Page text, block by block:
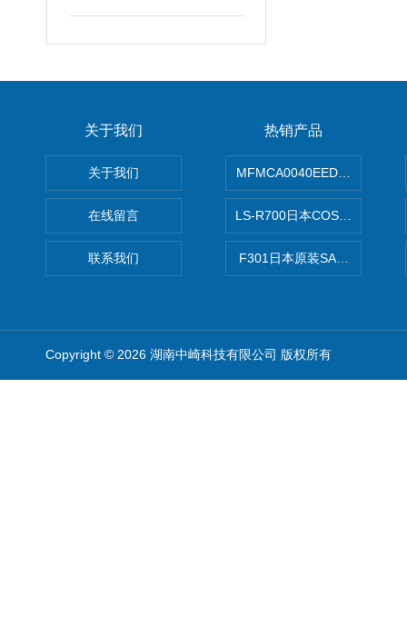
点
关于我们
关于我们
在线留言
联系我们
热销产品
MFMCA0040EED-H日本
LS-R700日本COSMO科斯莫
F301日本原装SANAI三爱旋
Copyright © 2026 湖南中崎科技有限公司 版权所有